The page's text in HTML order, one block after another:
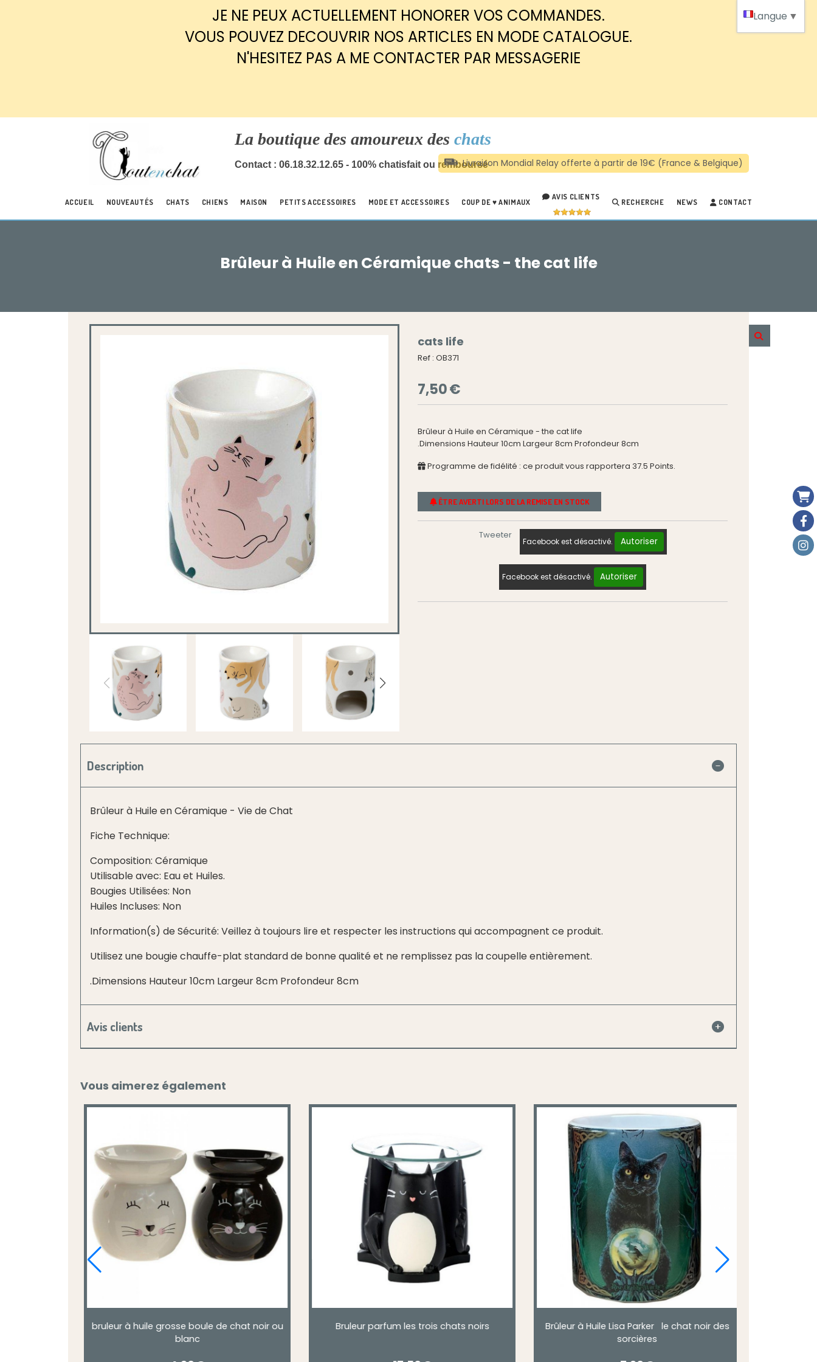
JE NE PEUX ACTUELLEMENT HONORER VOS COMMANDES.
VOUS POUVEZ DECOUVRIR NOS ARTICLES EN MODE CATALOGUE.
N'HESITEZ PAS A ME CONTACTER PAR MESSAGERIE
La boutique des amoureux des chats
Contact : 06.18.32.12.65 - 100% chatisfait ou remboursé
ACCUEIL NOUVEAUTÉS CHATS CHIENS MAISON PETITS ACCESSOIRES MODE ET ACCESSOIRES COUP DE ♥ ANIMAUX
AVIS CLIENTS
RECHERCHE NEWS CONTACT
Brûleur à Huile en Céramique chats - the cat life
cats life
Ref : OB371
7,50€
Brûleur à Huile en Céramique - the cat life
.Dimensions Hauteur 10cm Largeur 8cm Profondeur 8cm
Programme de fidélité : ce produit vous rapportera 37.5 Points.
ÊTRE AVERTI LORS DE LA REMISE EN STOCK
Tweeter
Facebook est désactivé. Autoriser
Facebook est désactivé. Autoriser
Description
Brûleur à Huile en Céramique - Vie de Chat
Fiche Technique:
Composition: Céramique
Utilisable avec: Eau et Huiles.
Bougies Utilisées: Non
Huiles Incluses: Non
Information(s) de Sécurité: Veillez à toujours lire et respecter les instructions qui accompagnent ce produit.
Utilisez une bougie chauffe-plat standard de bonne qualité et ne remplissez pas la coupelle entièrement.
.Dimensions Hauteur 10cm Largeur 8cm Profondeur 8cm
Avis clients
Vous aimerez également
Brûleur à Huile Lisa Parker le chat noir des
sorcières
Brûleur à Huile en Céramique - Tête de Chat
bruleur à huile grosse boule de chat noir ou
blanc
Langue ▼